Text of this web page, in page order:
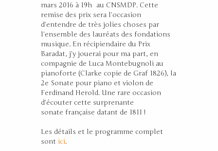
mars 2016 à 19h au CNSMDP. Cette
remise des prix sera l’occasion
d’entendre de très jolies choses par
l’ensemble des lauréats des fondations
musique. En récipiendaire du Prix
Baradat, j’y jouerai pour ma part, en
compagnie de Luca Montebugnoli au
pianoforte (Clarke copie de Graf 1826), la
2e Sonate pour piano et violon de
Ferdinand Herold. Une rare occasion
d’écouter cette surprenante
sonate française datant de 1811 !
Les détails et le programme complet
sont ici.